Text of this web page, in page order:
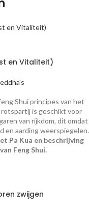
en Vitaliteit)
Shui principes van het
is geschikt voor
van rijkdom, dit omdat
en aarding weerspiegelen.
Pa Kua en beschrijving
Feng Shui.
zwijgen